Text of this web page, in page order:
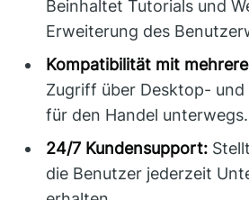
Beinhaltet Tutorials und
Erweiterung des
Kompatibilität mit
Zugriff über Desktop-
für den Handel unterwegs.
24/7 Kundensupport:
die Benutzer jederzeit